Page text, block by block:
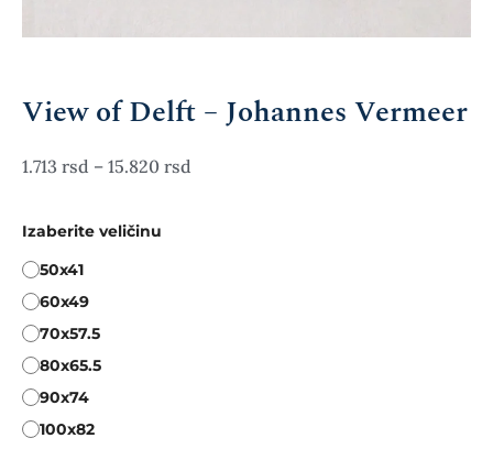
View of Delft – Johannes Vermeer
1.713 – 15.820
Izaberite veličinu
50x41
60x49
70x57.5
80x65.5
90x74
100x82